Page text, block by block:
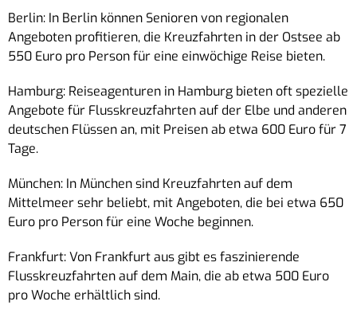
Berlin: In Berlin können Senioren von regionalen
Angeboten profitieren, die Kreuzfahrten in der Ostsee ab
550 Euro pro Person für eine einwöchige Reise bieten.
Hamburg: Reiseagenturen in Hamburg bieten oft spezielle
Angebote für Flusskreuzfahrten auf der Elbe und anderen
deutschen Flüssen an, mit Preisen ab etwa 600 Euro für 7
Tage.
München: In München sind Kreuzfahrten auf dem
Mittelmeer sehr beliebt, mit Angeboten, die bei etwa 650
Euro pro Person für eine Woche beginnen.
Frankfurt: Von Frankfurt aus gibt es faszinierende
Flusskreuzfahrten auf dem Main, die ab etwa 500 Euro
pro Woche erhältlich sind.